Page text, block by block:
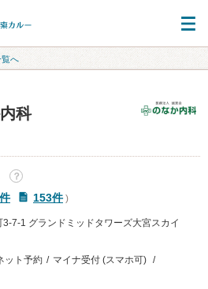
覧へ
科
？
153件)
7-1 グランドミッドタワーズ大宮スカイ
ット予約
マイナ受付 (スマホ可)